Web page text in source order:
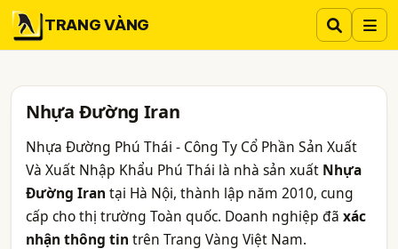
TRANG VÀNG
Nhựa Đường Iran
Nhựa Đường Phú Thái - Công Ty Cổ Phần Sản Xuất
Và Xuất Nhập Khẩu Phú Thái là nhà sản xuất Nhựa
Đường Iran tại Hà Nội, thành lập năm 2010, cung
cấp cho thị trường Toàn quốc. Doanh nghiệp đã xác
nhận thông tin trên Trang Vàng Việt Nam.